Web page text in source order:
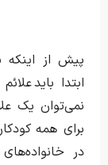
پیش از اینکه
ابتدا باید
نمی‌توان یک
برای همه
در